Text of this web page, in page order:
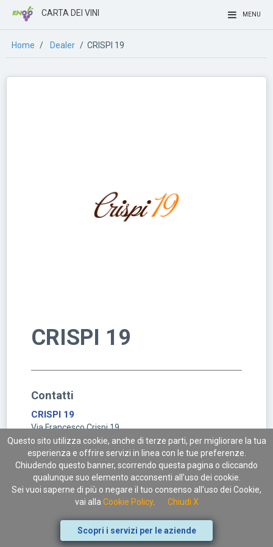
MENU
CARTA DEI VINI
Home / Dealer / CRISPI 19
CRISPI 19
Contatti
CRISPI 19
Via Francesco Crispi 19
00187 Roma (RM)
Enolò s.r.l. © 2026 - P. Iva IT02091720686
Questo sito utilizza cookie, anche di terze parti, per migliorare la tua
esperienza e offrire servizi in linea con le tue preferenze.
Chiudendo questo banner, scorrendo questa pagina o cliccando
qualunque suo elemento acconsenti all’uso dei cookie.
Sei vuoi saperne di più o negare il tuo consenso all'uso dei Cookie,
vai alla Cookie Policy. Chiudi X
Scopri i servizi per le aziende